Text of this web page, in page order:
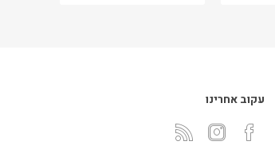
עקוב אחרינו